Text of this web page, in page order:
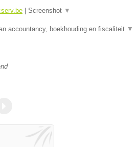
Screenshot ▼
accountancy, boekhouding en fiscaliteit ▼